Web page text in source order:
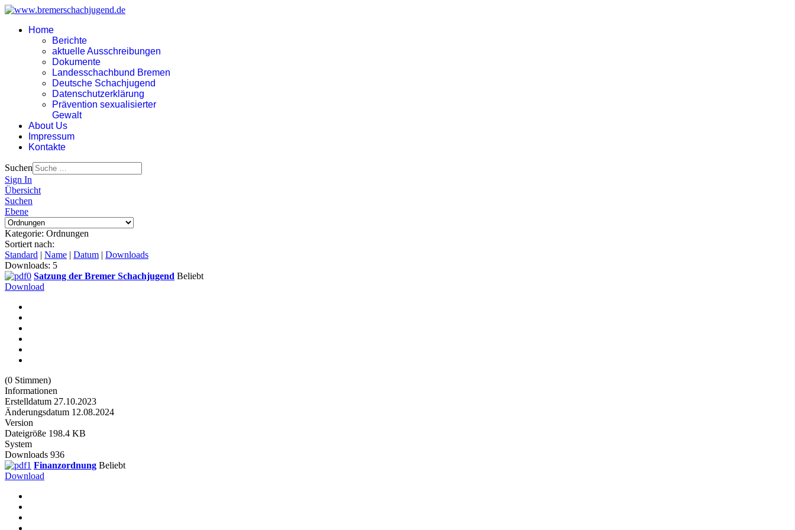
Home
Berichte
aktuelle Ausschreibungen
Dokumente
Landesschachbund Bremen
Deutsche Schachjugend
Datenschutzerklärung
Prävention sexualisierter
Gewalt
About Us
Impressum
Kontakte
Suchen
Sign In
Übersicht
Suchen
Ebene
Kategorie: Ordnungen
Sortiert nach:
Standard | Name | Datum | Downloads
Downloads: 5
Satzung der Bremer Schachjugend Beliebt
Download
(0 Stimmen)
Informationen
Erstelldatum 27.10.2023
Änderungsdatum 12.08.2024
Version
Dateigröße 198.4 KB
System
Downloads 936
Finanzordnung Beliebt
Download